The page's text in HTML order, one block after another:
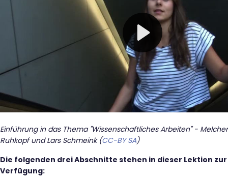
Einführung in das Thema "Wissenschaftliches Arbeiten" - Melcher
Ruhkopf und Lars Schmeink (CC-BY SA)
Die folgenden drei Abschnitte stehen in dieser Lektion zur
Verfügung: